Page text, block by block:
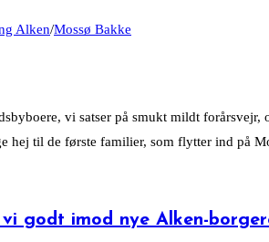
Alken/Mossø Bakke
vi satser på smukt mildt
hej til de første familier, som flytter ind på
godt imod nye Alken-